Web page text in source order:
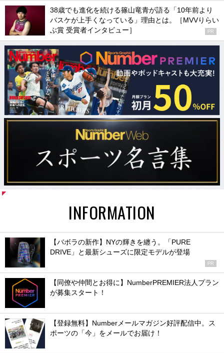
38歳でも進化を続ける篠山竜青が語る「10年前より
バスケが上手くなっている」理由とは。［MVVりらい
ぶ賞 受賞者インタビュー］
PR
INFORMATION
【バボラの新作】NYの輝きを纏う。「PURE
DRIVE」と最新シューズに限定モデルが登場
PR
【同僚や仲間とお得に】NumberPREMIER法人プラン
が募集スタート！
【登録無料】Numberメールマガジン好評配信中。ス
ポーツの「今」をメールでお届け！